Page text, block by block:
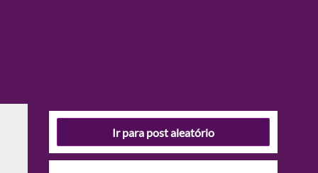
Ir para post aleatório